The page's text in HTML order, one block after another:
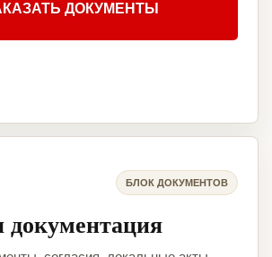
ДОКУМЕНТЫ
БЛОК ДОКУМЕНТОВ
документация